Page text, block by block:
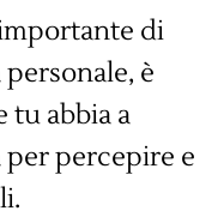
di
è
tu abbia a
percepire e